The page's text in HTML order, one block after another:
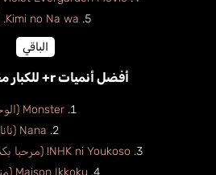
Kimi no Na wa. (اسمك)
الباقي
أفضل أنميات r+ للكبار محدث يوميا
Monster (الوحش)
Nana (نانا)
NHK ni Youkoso! (مرحبا بكم في “إن إتش كي”!)
Maison Ikkoku (منزل إكوكو)